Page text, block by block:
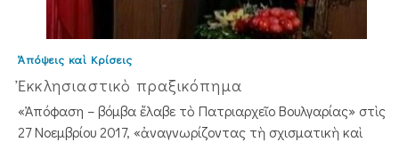
Ἀπόψεις καὶ Κρίσεις
Ἐκκλησιαστικὸ πραξικόπημα
«Ἀπόφαση – βόμβα ἔλαβε τὸ Πατριαρχεῖο Βουλγαρίας» στὶς
27 Νοεμβρίου 2017, «ἀναγνωρίζοντας τὴ σχισματικὴ καὶ